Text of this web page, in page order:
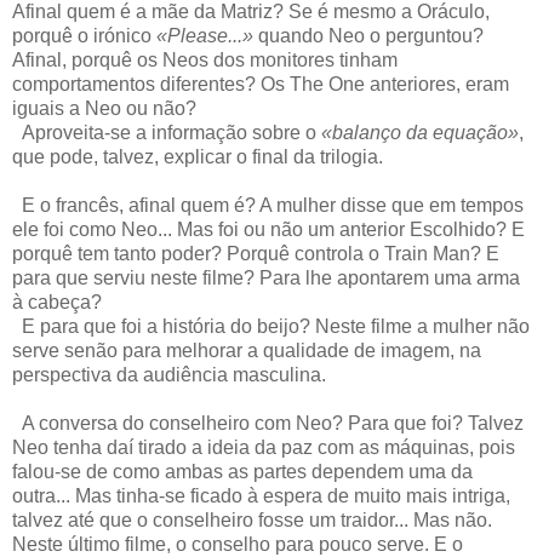
Afinal quem é a mãe da Matriz? Se é mesmo a Oráculo,
porquê o irónico «Please...» quando Neo o perguntou?
Afinal, porquê os Neos dos monitores tinham
comportamentos diferentes? Os The One anteriores, eram
iguais a Neo ou não?
Aproveita-se a informação sobre o «balanço da equação»,
que pode, talvez, explicar o final da trilogia.
E o francês, afinal quem é? A mulher disse que em tempos
ele foi como Neo... Mas foi ou não um anterior Escolhido? E
porquê tem tanto poder? Porquê controla o Train Man? E
para que serviu neste filme? Para lhe apontarem uma arma
à cabeça?
E para que foi a história do beijo? Neste filme a mulher não
serve senão para melhorar a qualidade de imagem, na
perspectiva da audiência masculina.
A conversa do conselheiro com Neo? Para que foi? Talvez
Neo tenha daí tirado a ideia da paz com as máquinas, pois
falou-se de como ambas as partes dependem uma da
outra... Mas tinha-se ficado à espera de muito mais intriga,
talvez até que o conselheiro fosse um traidor... Mas não.
Neste último filme, o conselho para pouco serve. E o